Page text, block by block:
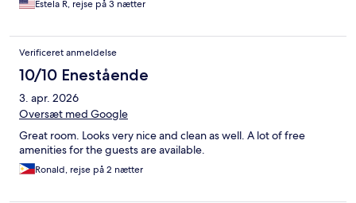
Estela R, rejse på 3 nætter
Verificeret anmeldelse
10/10 Enestående
3. apr. 2026
Oversæt med Google
Great room. Looks very nice and clean as well. A lot of free
amenities for the guests are available.
Ronald, rejse på 2 nætter